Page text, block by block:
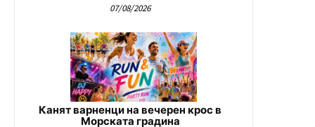
07/08/2026
Канят варненци на вечерен крос в
Морската градина